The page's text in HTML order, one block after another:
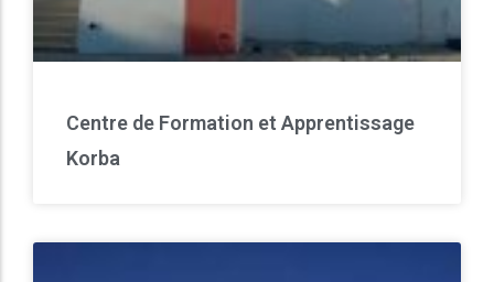
Centre de Formation et Apprentissage
Korba